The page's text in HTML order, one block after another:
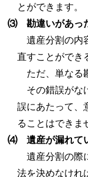
とができます。
⑶ 勘違いがあっ
遺産分割の内
直すことができ
ただ、単なる
その錯誤がな
誤にあたって、
ることはできま
⑷ 遺産が漏れて
遺産分割の際
法を決めなけれ